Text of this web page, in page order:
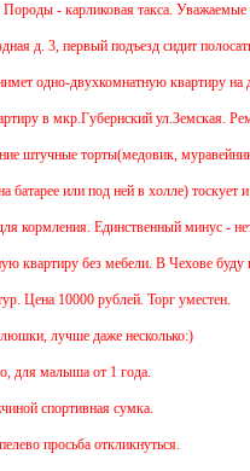
- карликовая такса. Уважаемые
д. 3, первый подъезд сидит
одно-двухкомнатную квартиру на
в мкр.Губернский ул.Земская.
штучные торты(медовик, муравейник,
батарее или под ней в холле)
кормления. Единственный минус -
квартиру без мебели. В Чехове буду
Цена 10000 рублей. Торг уместен.
лучше даже несколько:)
для малыша от 1 года.
спортивная сумка.
просьба откликнуться.